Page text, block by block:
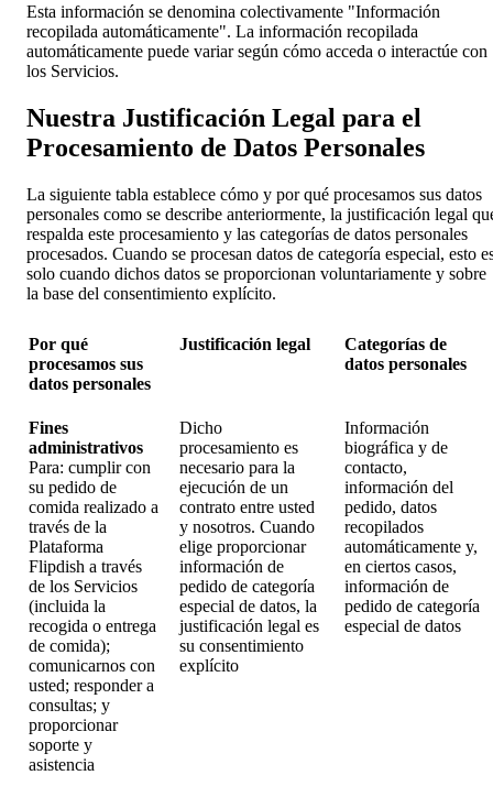
Esta información se denomina colectivamente "Información
recopilada automáticamente". La información recopilada
automáticamente puede variar según cómo acceda o interactúe con
los Servicios.
Nuestra Justificación Legal para el
Procesamiento de Datos Personales
La siguiente tabla establece cómo y por qué procesamos sus datos
personales como se describe anteriormente, la justificación legal
respalda este procesamiento y las categorías de datos personales
procesados. Cuando se procesan datos de categoría especial, esto
solo cuando dichos datos se proporcionan voluntariamente y sobre
la base del consentimiento explícito.
Por qué
procesamos sus
datos personales
Justificación legal
Categorías de
datos personales
Fines
administrativos
Para: cumplir con
su pedido de
comida realizado a
través de la
Plataforma
Flipdish a través
de los Servicios
(incluida la
recogida o entrega
de comida);
comunicarnos con
usted; responder a
consultas; y
proporcionar
soporte y
asistencia
Dicho
procesamiento es
necesario para la
ejecución de un
contrato entre usted
y nosotros. Cuando
elige proporcionar
información de
pedido de categoría
especial de datos, la
justificación legal es
su consentimiento
explícito
Información
biográfica y de
contacto,
información del
pedido, datos
recopilados
automáticamente y,
en ciertos casos,
información de
pedido de categoría
especial de datos